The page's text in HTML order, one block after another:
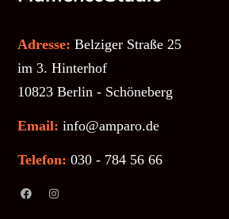
Adresse: Belziger Straße 25
im 3. Hinterhof
10823 Berlin - Schöneberg
Email: info@amparo.de
Telefon: 030 - 784 56 66